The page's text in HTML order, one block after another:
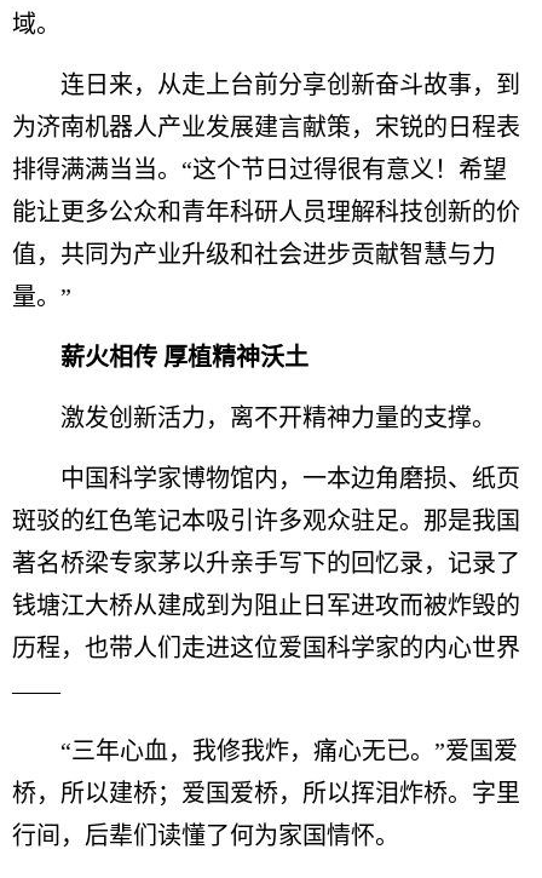
域。
连日来，从走上台前分享创新奋斗故事，到
为济南机器人产业发展建言献策，宋锐的日程表
排得满满当当。“这个节日过得很有意义！希望
能让更多公众和青年科研人员理解科技创新的价
值，共同为产业升级和社会进步贡献智慧与力
量。”
薪火相传 厚植精神沃土
激发创新活力，离不开精神力量的支撑。
中国科学家博物馆内，一本边角磨损、纸页
斑驳的红色笔记本吸引许多观众驻足。那是我国
著名桥梁专家茅以升亲手写下的回忆录，记录了
钱塘江大桥从建成到为阻止日军进攻而被炸毁的
历程，也带人们走进这位爱国科学家的内心世界
——
“三年心血，我修我炸，痛心无已。”爱国爱
桥，所以建桥；爱国爱桥，所以挥泪炸桥。字里
行间，后辈们读懂了何为家国情怀。